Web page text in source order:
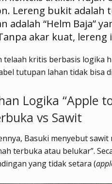
Lereng bukit adalah
adalah “Helm Baja”
akar kuat, lereng
telaah kritis berbasis logika
tutupan lahan tidak bisa
Logika “Apple
vs Sawit
Basuki menyebut
terbuka atau belukar”.
yang tidak setara (